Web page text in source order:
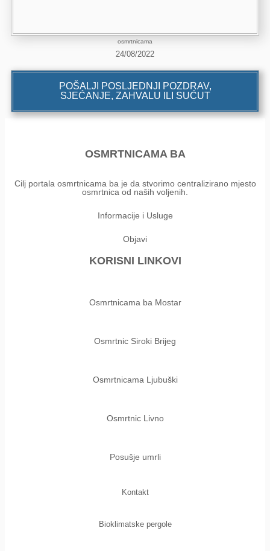
osmrtnicama
24/08/2022
POŠALJI POSLJEDNJI POZDRAV,
SJEĆANJE, ZAHVALU ILI SUĆUT
OSMRTNICAMA BA
Cilj portala osmrtnicama ba je da stvorimo centralizirano mjesto
osmrtnica od naših voljenih.
Informacije i Usluge
Objavi
KORISNI LINKOVI
Osmrtnicama ba Mostar
Osmrtnic Siroki Brijeg
Osmrtnicama Ljubuški
Osmrtnic Livno
Posušje umrli
Kontakt
Bioklimatske pergole